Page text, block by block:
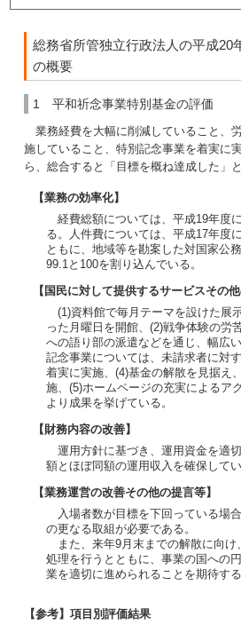
総務省所管独立行政法人の平成20
の概要
1 平和祈念事業特別基金の評価
業務経費を大幅に削減していること、
施していること、特別記念事業を着実に
ら、総合すると「目標を概ね達成した」
【業務の効率化】
経費総額については、平成19年度
る。人件費については、平成17年度
ともに、地域等を勘案した対国家公
99.1と100を割り込んでいる。
【国民に対して提供するサービスその
(1)資料館で毎月テーマを設けた展
った月曜日を開館、(2)戦争体験の労
への語り部の派遣などを通じ、幅広
記念事業については、未請求者に対
着実に実施、(4)基金の解散を見据え
施、(5)ホームページの充実によるア
より成果を挙げている。
【財務内容の改善】
運用方針に基づき、運用資金を適
額とほぼ同額の運用収入を確保してい
【業務運営の改善その他の提言等】
入場者数が目標を下回っている場
の更なる取組が必要である。
また、来年9月末までの解散に向け
処理を行うとともに、事業の国への
業を適切に進められることを期待する
【参考】項目別評価結果